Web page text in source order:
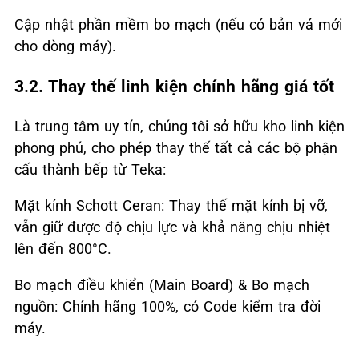
Cập nhật phần mềm bo mạch (nếu có bản vá mới
cho dòng máy).
3.2. Thay thế linh kiện chính hãng giá tốt
Là trung tâm uy tín, chúng tôi sở hữu kho linh kiện
phong phú, cho phép thay thế tất cả các bộ phận
cấu thành bếp từ Teka:
Mặt kính Schott Ceran: Thay thế mặt kính bị vỡ,
vẫn giữ được độ chịu lực và khả năng chịu nhiệt
lên đến 800°C.
Bo mạch điều khiển (Main Board) & Bo mạch
nguồn: Chính hãng 100%, có Code kiểm tra đời
máy.